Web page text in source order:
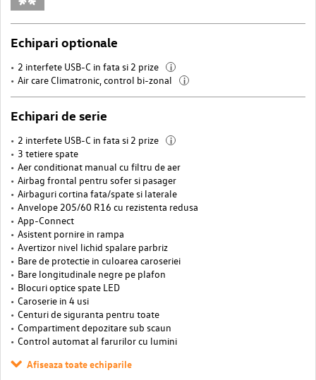
Echipari optionale
2 interfete USB-C in fata si 2 prize i
Air care Climatronic, control bi-zonal i
Echipari de serie
2 interfete USB-C in fata si 2 prize i
3 tetiere spate
Aer conditionat manual cu filtru de aer
Airbag frontal pentru sofer si pasager
Airbaguri cortina fata/spate si laterale
Anvelope 205/60 R16 cu rezistenta redusa
App-Connect
Asistent pornire in rampa
Avertizor nivel lichid spalare parbriz
Bare de protectie in culoarea caroseriei
Bare longitudinale negre pe plafon
Blocuri optice spate LED
Caroserie in 4 usi
Centuri de siguranta pentru toate
Compartiment depozitare sub scaun
Control automat al farurilor cu lumini
Afiseaza toate echiparile